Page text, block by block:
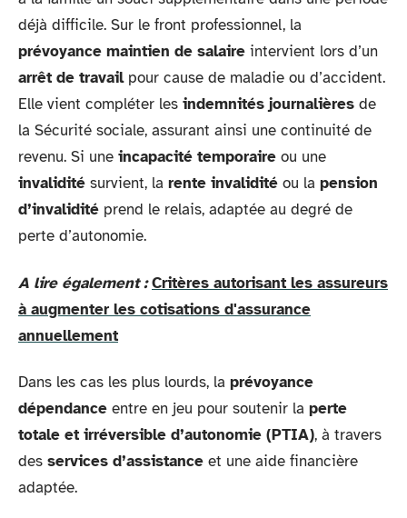
déjà difficile. Sur le front professionnel, la
prévoyance maintien de salaire intervient lors d’un
arrêt de travailpour cause de maladie ou d’accident.
Elle vient compléter les indemnités journalières de
la Sécurité sociale, assurant ainsi une continuité de
revenu. Si une incapacité temporaire ou une
invalidité survient, la rente invalidité ou la pension
d’invalidité prend le relais, adaptée au degré de
perte d’autonomie.
A lire également : Critères autorisant les assureurs
à augmenter les cotisations d'assurance
annuellement
Dans les cas les plus lourds, la prévoyance
dépendance entre en jeu pour soutenir la perte
totale et irréversible d’autonomie (PTIA), à travers
des services d’assistance et une aide financière
adaptée.